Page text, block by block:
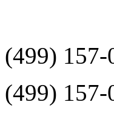
(499) 157-
(499) 157-